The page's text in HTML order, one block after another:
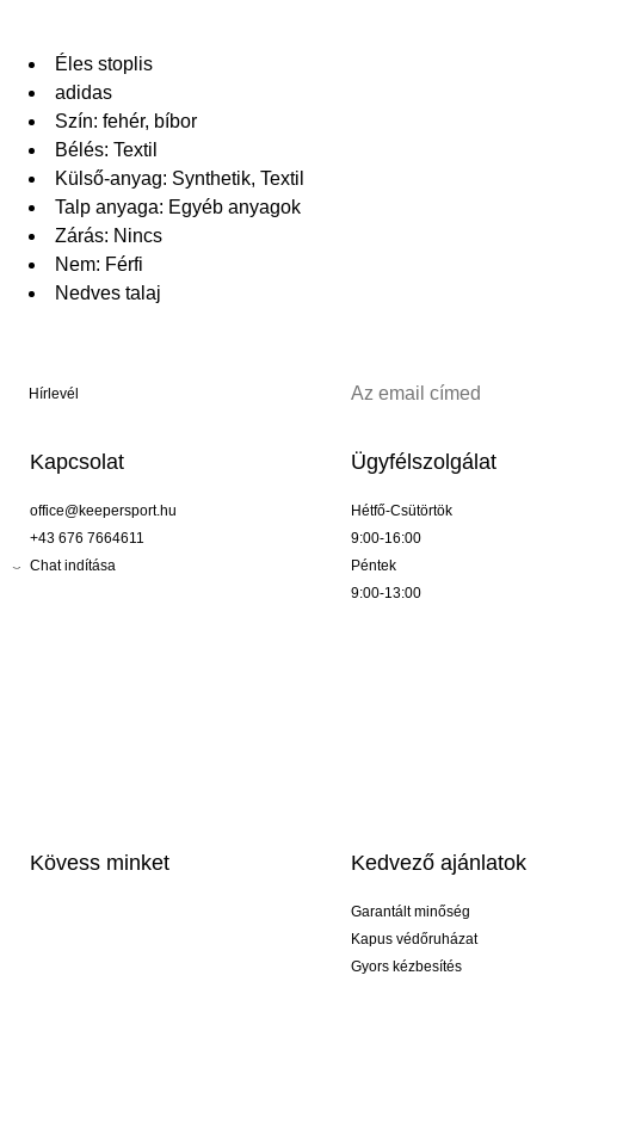
Éles stoplis
adidas
Szín: fehér, bíbor
Bélés: Textil
Külső-anyag: Synthetik, Textil
Talp anyaga: Egyéb anyagok
Zárás: Nincs
Nem: Férfi
Nedves talaj
Hírlevél
Kapcsolat
office@keepersport.hu
+43 676 7664611
Chat indítása
Ügyfélszolgálat
Hétfő-Csütörtök
9:00-16:00
Péntek
9:00-13:00
Kövess minket Kedvező ajánlatok
Garantált minőség
Kapus védőruházat
Gyors kézbesítés